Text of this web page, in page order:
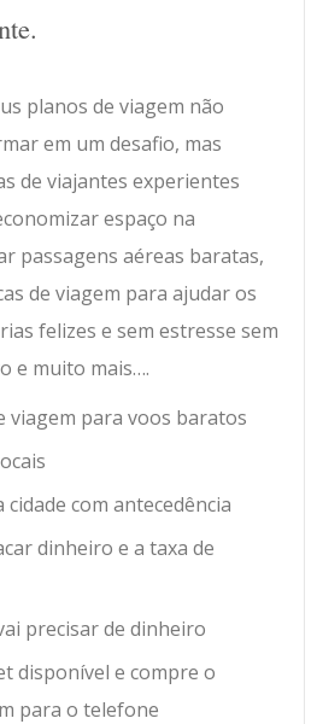
planos de viagem não
em um desafio, mas
de viajantes experientes
espaço na
passagens aéreas baratas,
de viagem para ajudar os
felizes e sem estresse sem
e muito mais….
viagem para voos baratos
cidade com antecedência
dinheiro e a taxa de
precisar de dinheiro
disponível e compre o
para o telefone